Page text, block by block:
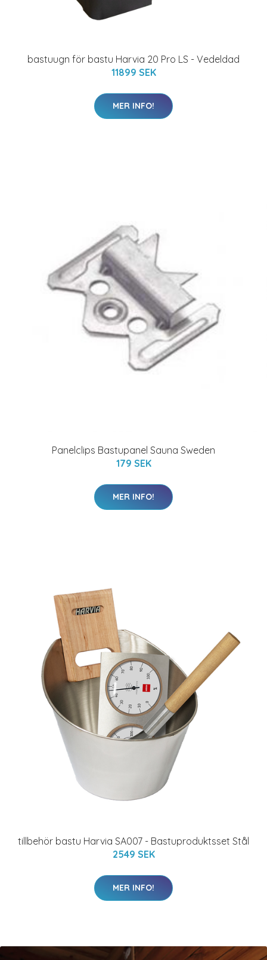
bastuugn för bastu Harvia 20 Pro LS - Vedeldad
11899 SEK
MER INFO!
Panelclips Bastupanel Sauna Sweden
179 SEK
MER INFO!
tillbehör bastu Harvia SA007 - Bastuproduktsset Stål
2549 SEK
MER INFO!